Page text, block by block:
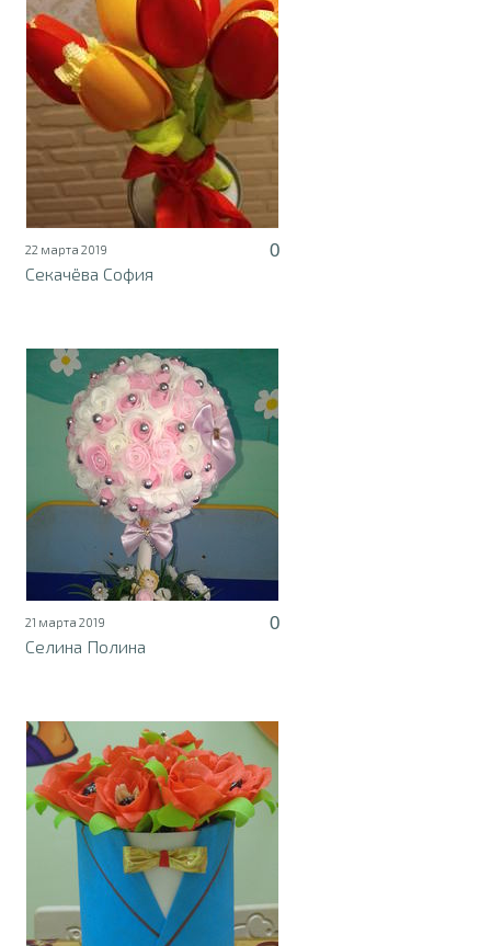
22 марта 2019
0
Секачёва София
21 марта 2019
0
Селина Полина